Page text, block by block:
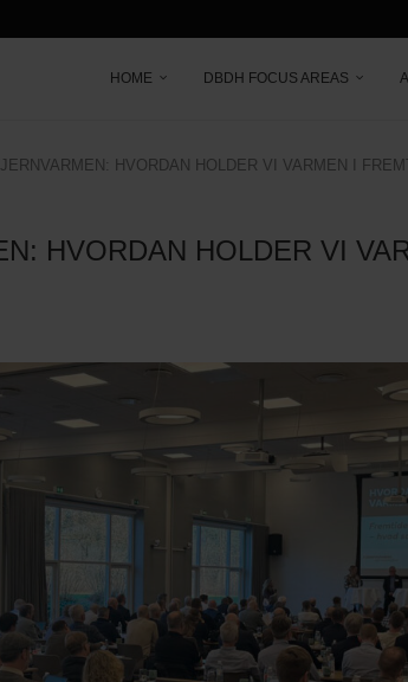
HOME DBDH FOCUS AREAS
HVORDAN HOLDER VI VARMEN I
HVORDAN HOLDER VI